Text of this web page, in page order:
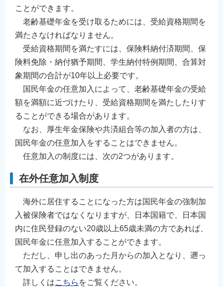
ことができます。
老齢基礎年金を受け取るためには、受給資格期間を
満たさなければなりません。
受給資格期間を満たすには、保険料納付済期間、保
険料免除・納付猶予期間、学生納付特例期間、合算対
象期間の合計が10年以上必要です。
国民年金の任意加入によって、老齢基礎年金の受給
額を満額に近づけたり、受給資格期間を満たしたりす
ることができる場合があります。
なお、厚生年金保険や共済組合等の加入者の方は、
国民年金の任意加入をすることはできません。
任意加入の制度には、次の2つがあります。
在外任意加入制度
海外に居住することになった方は国民年金の強制加
入被保険者ではなくなりますが、日本国籍で、日本国
内に住民登録のない20歳以上65歳未満の方であれば、
国民年金に任意加入することができます。
ただし、申し出のあった月からの加入となり、遡っ
て加入することはできません。
詳しくはこちら をご覧ください。